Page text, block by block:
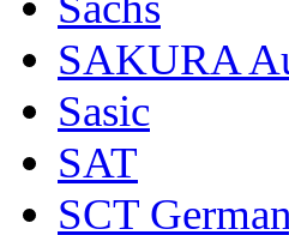
SAKURA
Sasic
SAT
SCT